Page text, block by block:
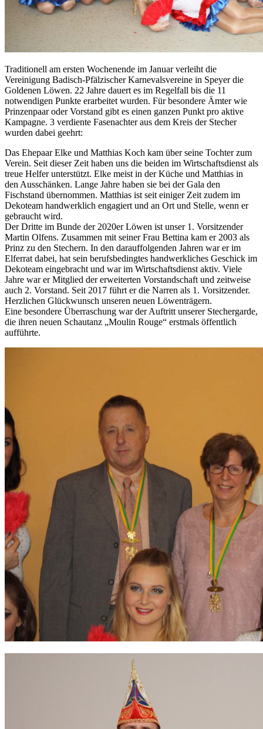
Traditionell am ersten Wochenende im Januar verleiht die
Vereinigung Badisch-Pfälzischer Karnevalsvereine in Speyer die
Goldenen Löwen. 22 Jahre dauert es im Regelfall bis die 11
notwendigen Punkte erarbeitet wurden. Für besondere Ämter wie
Prinzenpaar oder Vorstand gibt es einen ganzen Punkt pro aktive
Kampagne. 3 verdiente Fasenachter aus dem Kreis der Stecher
wurden dabei geehrt:
Das Ehepaar Elke und Matthias Koch kam über seine Tochter zum
Verein. Seit dieser Zeit haben uns die beiden im Wirtschaftsdienst als
treue Helfer unterstützt. Elke meist in der Küche und Matthias in
den Ausschänken. Lange Jahre haben sie bei der Gala den
Fischstand übernommen. Matthias ist seit einiger Zeit zudem im
Dekoteam handwerklich engagiert und an Ort und Stelle, wenn er
gebraucht wird.
Der Dritte im Bunde der 2020er Löwen ist unser 1. Vorsitzender
Martin Olfens. Zusammen mit seiner Frau Bettina kam er 2003 als
Prinz zu den Stechern. In den darauffolgenden Jahren war er im
Elferrat dabei, hat sein berufsbedingtes handwerkliches Geschick im
Dekoteam eingebracht und war im Wirtschaftsdienst aktiv. Viele
Jahre war er Mitglied der erweiterten Vorstandschaft und zeitweise
auch 2. Vorstand. Seit 2017 führt er die Narren als 1. Vorsitzender.
Herzlichen Glückwunsch unseren neuen Löwenträgern.
Eine besondere Überraschung war der Auftritt unserer Stechergarde,
die ihren neuen Schautanz „Moulin Rouge“ erstmals öffentlich
aufführte.